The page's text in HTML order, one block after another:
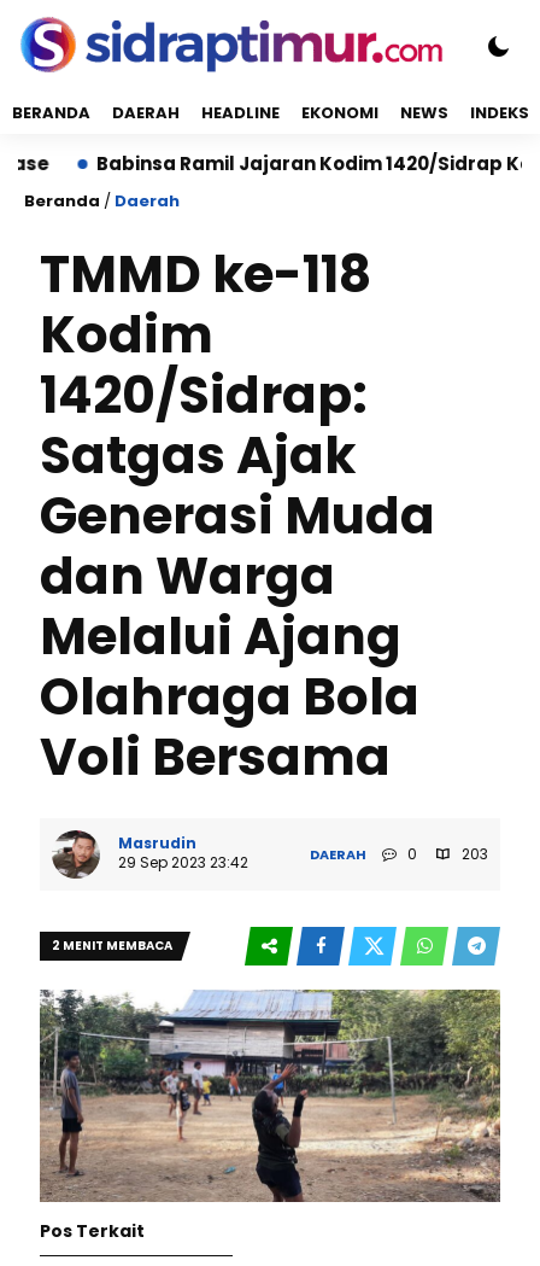
BERANDA DAERAH HEADLINE EKONOMI NEWS INDEKS
Babinsa Ramil Jajaran Kodim 1420/Sidrap Kawal
Beranda / Daerah
TMMD ke-118
Kodim
1420/Sidrap:
Satgas Ajak
Generasi Muda
dan Warga
Melalui Ajang
Olahraga Bola
Voli Bersama
Masrudin
29 Sep 2023 23:42
DAERAH 0 203
2 MENIT MEMBACA
Pos Terkait